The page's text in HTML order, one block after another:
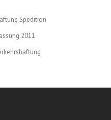
Spedition
2011